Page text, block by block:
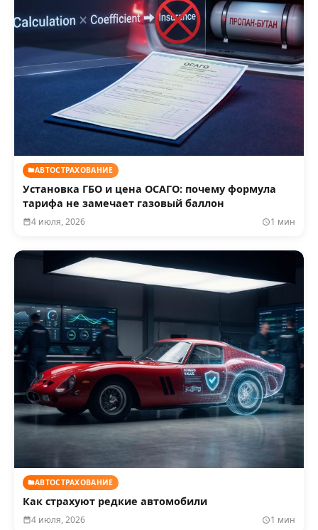
АВТОСТРАХОВАНИЕ
Установка ГБО и цена ОСАГО: почему формула
тарифа не замечает газовый баллон
4 июля, 2026 1 мин
АВТОСТРАХОВАНИЕ
Как страхуют редкие автомобили
4 июля, 2026 1 мин